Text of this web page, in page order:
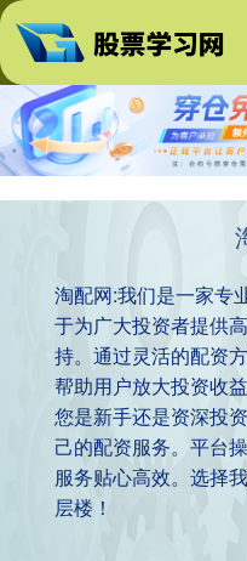
淘配网:我们是一家专
于为广大投资者提供
持。通过灵活的配资
帮助用户放大投资收
您是新手还是资深投
己的配资服务。平台
服务贴心高效。选择
层楼！